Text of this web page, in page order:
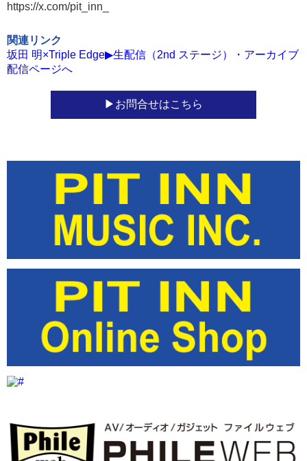
https://x.com/pit_inn_
関連リンク
坂田 明×Triple Edge▶生配信（2nd ステージ）・アーカイブ
配信ページへ
お問合せはこちら